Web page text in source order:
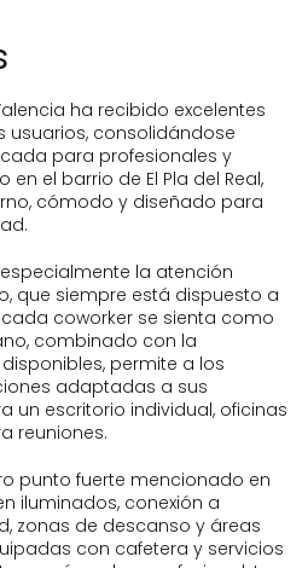
ha recibido excelentes
usuarios, consolidándose
para profesionales y
el barrio de El Pla del Real,
cómodo y diseñado para
la atención
que siempre está dispuesto a
coworker se sienta como
combinado con la
permite a los
adaptadas a sus
un escritorio individual, oficinas
reuniones.
punto fuerte mencionado en
iluminados, conexión a
zonas de descanso y áreas
con cafetera y servicios